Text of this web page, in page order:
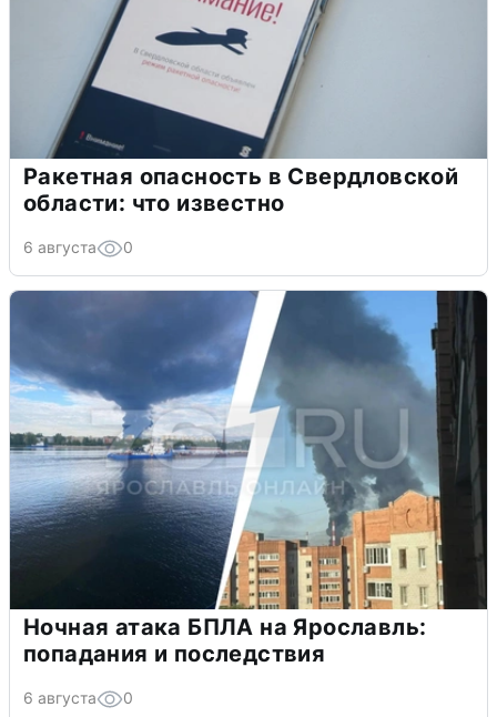
Ракетная опасность в Свердловской
области: что известно
6 августа 0
Ночная атака БПЛА на Ярославль:
попадания и последствия
6 августа 0